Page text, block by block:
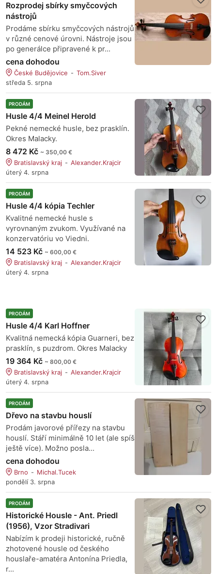
Rozprodej sbírky smyčcových
nástrojů
Prodáme sbírku smyčcových nástrojů
v různé cenové úrovni. Nástroje jsou
po generálce připravené k pr...
cena dohodou
České Budějovice
Tom.Siver
středa 5. srpna
PRODÁM
Husle 4/4 Meinel Herold
Pekné nemecké husle, bez prasklín.
Okres Malacky.
8 472 Kč ~ 350,00 €
Bratislavský kraj
Alexander.Krajcir
úterý 4. srpna
PRODÁM
Husle 4/4 kópia Techler
Kvalitné nemecké husle s
vyrovnaným zvukom. Využívané na
konzervatóriu vo Viedni.
14 523 Kč ~ 600,00 €
Bratislavský kraj
Alexander.Krajcir
úterý 4. srpna
PRODÁM
Husle 4/4 Karl Hoffner
Kvalitná nemecká kópia Guarneri, bez
prasklín, s puzdrom. Okres Malacky
19 364 Kč ~ 800,00 €
Bratislavský kraj
Alexander.Krajcir
úterý 4. srpna
PRODÁM
Dřevo na stavbu houslí
Prodám javorové přířezy na stavbu
houslí. Stáří minimálně 10 let (ale spíš
ještě více). Možno posla...
cena dohodou
Brno
Michal.Tucek
pondělí 3. srpna
PRODÁM
Historické Housle - Ant. Priedl
(1956), Vzor Stradivari
Nabízím k prodeji historické, ručně
zhotovené housle od českého
houslaře-amatéra Antonína Priedla,
r...